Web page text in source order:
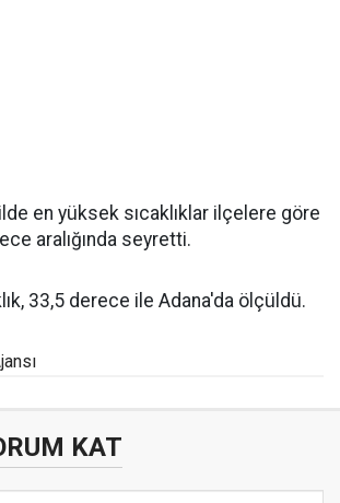
en yüksek sıcaklıklar ilçelere göre
aralığında seyretti.
33,5 derece ile Adana'da ölçüldü.
KAT